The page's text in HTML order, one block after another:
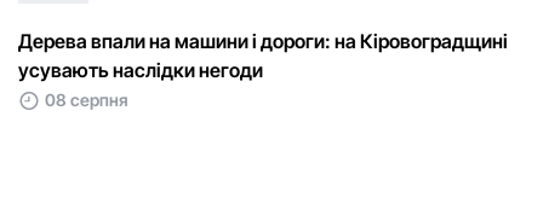
Дерева впали на машини і дороги: на Кіровоградщині
усувають наслідки негоди
08 серпня